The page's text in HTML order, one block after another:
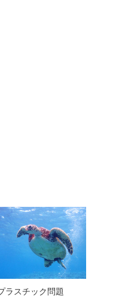
ラスチック問題